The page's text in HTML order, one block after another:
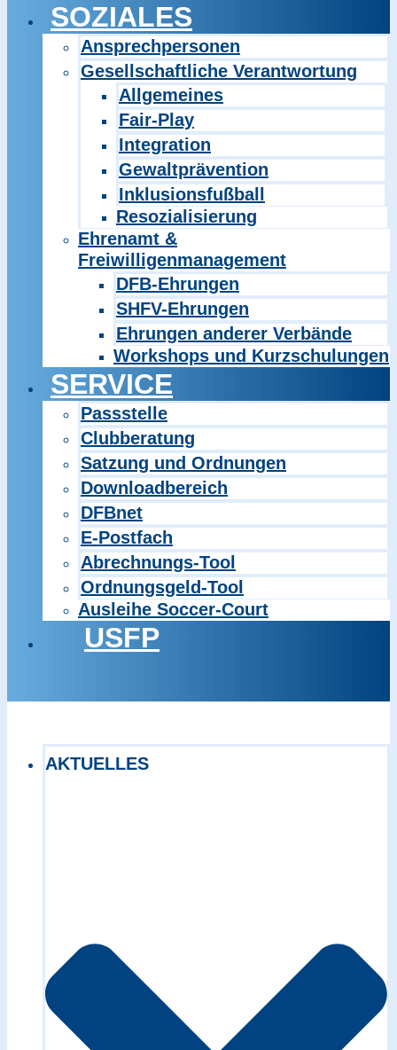
SOZIALES
Ansprechpersonen
Gesellschaftliche Verantwortung
Allgemeines
Fair-Play
Integration
Gewaltprävention
Inklusionsfußball
Resozialisierung
Ehrenamt &
Freiwilligenmanagement
DFB-Ehrungen
SHFV-Ehrungen
Ehrungen anderer Verbände
Workshops und Kurzschulungen
SERVICE
Passstelle
Clubberatung
Satzung und Ordnungen
Downloadbereich
DFBnet
E-Postfach
Abrechnungs-Tool
Ordnungsgeld-Tool
Ausleihe Soccer-Court
USFP
AKTUELLES
Exact matches only